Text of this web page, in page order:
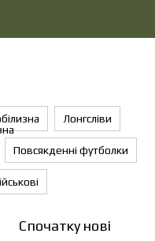
Лонгсліви
Повсякденні футболки
Спочатку нові